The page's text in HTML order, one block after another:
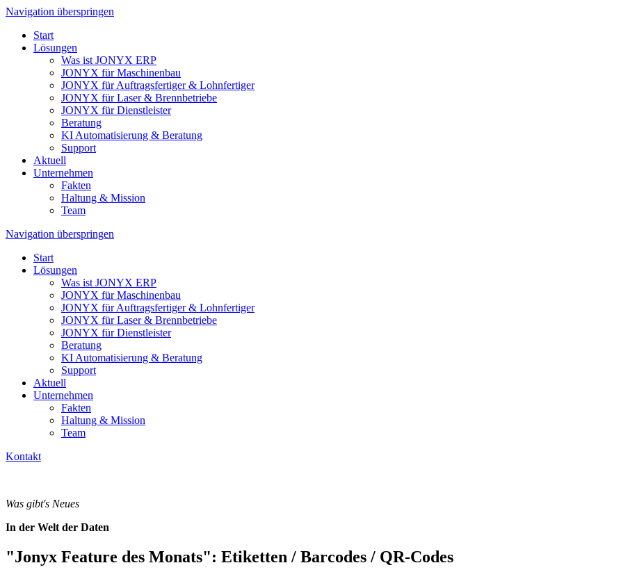
Navigation überspringen
Start
Lösungen
Was ist JONYX ERP
JONYX für Maschinenbau
JONYX für Auftragsfertiger & Lohnfertiger
JONYX für Laser & Brennbetriebe
JONYX für Dienstleister
Beratung
KI Automatisierung & Beratung
Support
Aktuell
Unternehmen
Fakten
Haltung & Mission
Team
Navigation überspringen
Start
Lösungen
Was ist JONYX ERP
JONYX für Maschinenbau
JONYX für Auftragsfertiger & Lohnfertiger
JONYX für Laser & Brennbetriebe
JONYX für Dienstleister
Beratung
KI Automatisierung & Beratung
Support
Aktuell
Unternehmen
Fakten
Haltung & Mission
Team
Kontakt
Was gibt's Neues
In der Welt der Daten
"Jonyx Feature des Monats": Etiketten / Barcodes / QR-Codes